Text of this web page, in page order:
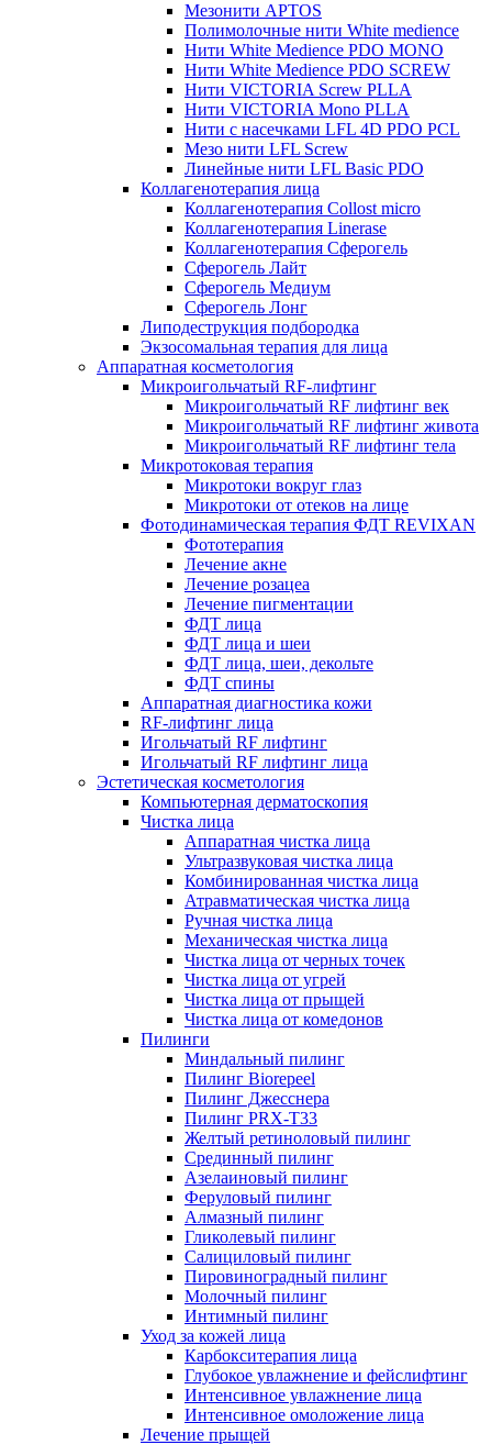
Мезонити APTOS
Полимолочные нити White medience
Нити White Medience PDO MONO
Нити White Medience PDO SCREW
Нити VICTORIA Screw PLLA
Нити VICTORIA Mono PLLA
Нити с насечками LFL 4D PDO PCL
Мезо нити LFL Screw
Линейные нити LFL Basic PDO
Коллагенотерапия лица
Коллагенотерапия Collost micro
Коллагенотерапия Linerase
Коллагенотерапия Сферогель
Сферогель Лайт
Сферогель Медиум
Сферогель Лонг
Липодеструкция подбородка
Экзосомальная терапия для лица
Аппаратная косметология
Микроигольчатый RF-лифтинг
Микроигольчатый RF лифтинг век
Микроигольчатый RF лифтинг живота
Микроигольчатый RF лифтинг тела
Микротоковая терапия
Микротоки вокруг глаз
Микротоки от отеков на лице
Фотодинамическая терапия ФДТ REVIXAN
Фототерапия
Лечение акне
Лечение розацеа
Лечение пигментации
ФДТ лица
ФДТ лица и шеи
ФДТ лица, шеи, декольте
ФДТ спины
Аппаратная диагностика кожи
RF-лифтинг лица
Игольчатый RF лифтинг
Игольчатый RF лифтинг лица
Эстетическая косметология
Компьютерная дерматоскопия
Чистка лица
Аппаратная чистка лица
Ультразвуковая чистка лица
Комбинированная чистка лица
Атравматическая чистка лица
Ручная чистка лица
Механическая чистка лица
Чистка лица от черных точек
Чистка лица от угрей
Чистка лица от прыщей
Чистка лица от комедонов
Пилинги
Миндальный пилинг
Пилинг Biorepeel
Пилинг Джесснера
Пилинг PRX-T33
Желтый ретиноловый пилинг
Срединный пилинг
Азелаиновый пилинг
Феруловый пилинг
Алмазный пилинг
Гликолевый пилинг
Салициловый пилинг
Пировиноградный пилинг
Молочный пилинг
Интимный пилинг
Уход за кожей лица
Карбокситерапия лица
Глубокое увлажнение и фейслифтинг
Интенсивное увлажнение лица
Интенсивное омоложение лица
Лечение прыщей